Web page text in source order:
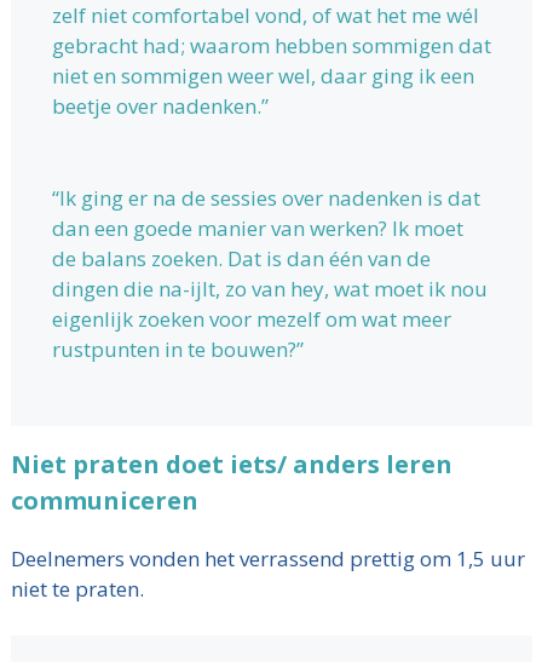
zelf niet comfortabel vond, of wat het me wél
gebracht had; waarom hebben sommigen dat
niet en sommigen weer wel, daar ging ik een
beetje over nadenken.”
“Ik ging er na de sessies over nadenken is dat
dan een goede manier van werken? Ik moet
de balans zoeken. Dat is dan één van de
dingen die na-ijlt, zo van hey, wat moet ik nou
eigenlijk zoeken voor mezelf om wat meer
rustpunten in te bouwen?”
Niet praten doet iets/ anders leren
communiceren
Deelnemers vonden het verrassend prettig om 1,5 uur
niet te praten.